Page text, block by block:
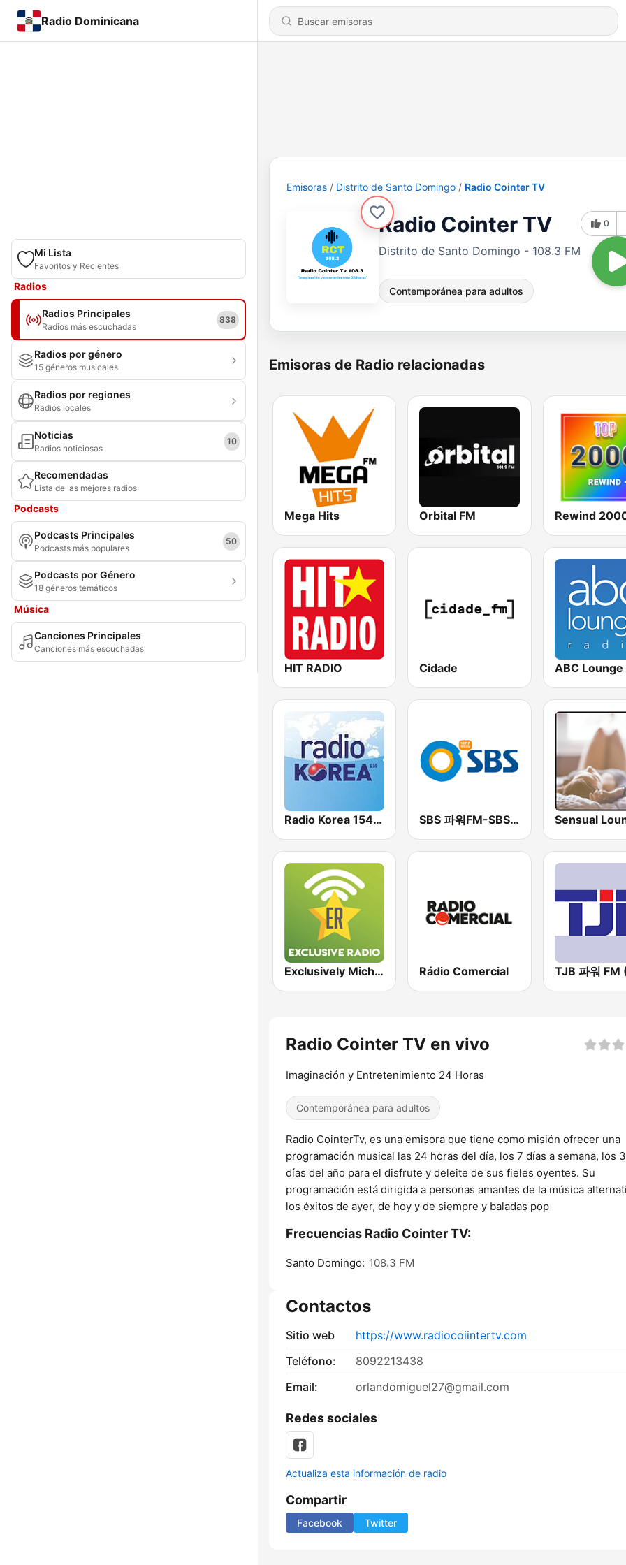
Radio Dominicana
Mi Lista
Favoritos y Recientes
Radios
Radios Principales
Radios más escuchadas
838
Radios por género
15 géneros musicales
Radios por regiones
Radios locales
Noticias
Radios noticiosas
10
Recomendadas
Lista de las mejores radios
Podcasts
Podcasts Principales
Podcasts más populares
50
Podcasts por Género
18 géneros temáticos
Música
Canciones Principales
Canciones más escuchadas
Emisoras Distrito de Santo Domingo Radio Cointer TV
Radio Cointer TV
Distrito de Santo Domingo - 108.3 FM
Contemporánea para adultos
0
Emisoras de Radio relacionadas
Mega Hits Orbital FM Rewind
HIT RADIO Cidade ABC Lounge
Radio Korea 1540 AM SBS 파워FM-SBS 라디오 Sensual
Exclusively Michael Jackson Rádio Comercial
Radio Cointer TV en vivo
Imaginación y Entretenimiento 24 Horas
Contemporánea para adultos
Radio CointerTv, es una emisora que tiene como misión ofrecer una
programación musical las 24 horas del día, los 7 días a semana, los
días del año para el disfrute y deleite de sus fieles oyentes. Su
programación está dirigida a personas amantes de la música
los éxitos de ayer, de hoy y de siempre y baladas pop
Frecuencias Radio Cointer TV:
Santo Domingo: 108.3 FM
Contactos
Sitio web
https://www.radiocoiintertv.com
Teléfono:
8092213438
Email:
orlandomiguel27@gmail.com
Redes sociales
Actualiza esta información de radio
Compartir
Facebook Twitter